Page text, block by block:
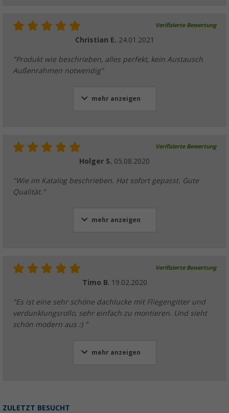
Verifizierte Bewertung
Christian E. 24.01.2021
"Produkt wie beschrieben, alles perfekt, kein Austausch
Außenrahmen notwendig"
mehr anzeigen
Verifizierte Bewertung
Holger S. 05.08.2020
"Wie im Katalog beschrieben. Hat sofort gepasst. Gute
Qualität."
mehr anzeigen
Verifizierte Bewertung
Timo B. 19.02.2020
"Es ist eine sehr schöne dachlucke mit Fliegengitter und
verdunklungsrollo, sehr einfach zu montieren. Und sieht
schön modern aus :) "
mehr anzeigen
ZULETZT BESUCHT